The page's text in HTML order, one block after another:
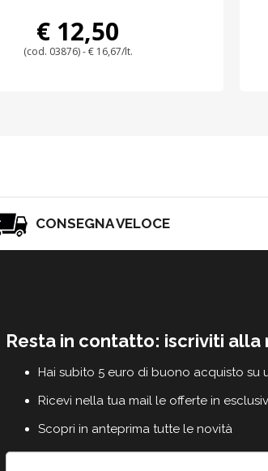
€ 12,50
(cod. 03876) - € 16,67/lt.
CONSEGNA VELOCE
Resta in contatto: iscriviti
Hai subito 5 euro di buono acquisto su
Ricevi nella tua mail le offerte in
Scopri in anteprima tutte le novità